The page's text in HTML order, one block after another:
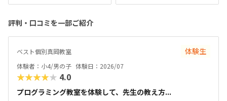
評判・口コミを一部ご紹介
ベスト個別真岡教室 体験生
体験者：小4/男の子 体験日：2026/07
★★★★★ 4.0
プログラミング教室を体験して、先生の教え方...